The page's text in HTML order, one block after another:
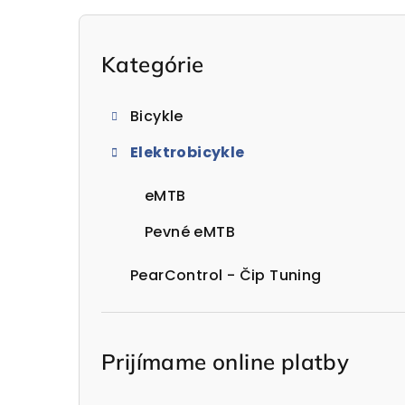
B
Preskočiť
kategórie
Kategórie
Bicykle
Elektrobicykle
eMTB
Pevné eMTB
PearControl - Čip Tuning
Prijímame online platby